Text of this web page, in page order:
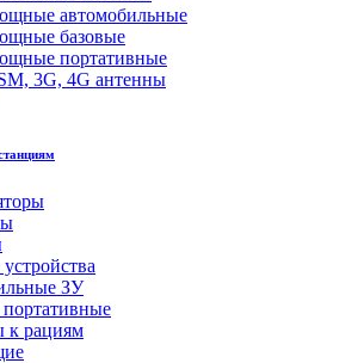
автомобильные
базовые
портативные
3G, 4G антенны
ЗУ
к рациям